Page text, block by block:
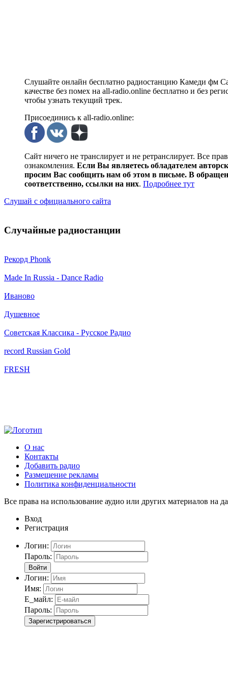
Слушайте онлайн бесплатно радиостанцию Камеди фм
качестве без помех на all-radio.online бесплатно и без
чтобы узнать текущий трек.
Присоединись к all-radio.online:
Сайт ничего не транслирует и не ретранслирует. Все
ознакомления. Если Вы являетесь обладателем
просим Вас сообщить нам об этом в письме. В
соответственно, ссылки на них. Подробнее тут
Слушай с официального сайта
Случайные радиостанции
Рекорд Phonk
Made In Russia - Dance Radio
Иваново
Душевное
Советская Классика - Русское Радио
record Russian Gold
FRESH
О нас
Контакты
Добавить радио
Размещение рекламы
Политика конфиденциальности
Все права на использование аудио или других материалов на
Вход
Регистрация
Логин:
Пароль:
Войти
Логин:
Имя:
Е_майл:
Пароль:
Зарегистрироваться